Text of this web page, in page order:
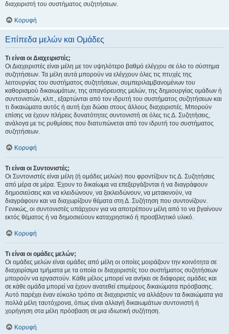
διαχειριστή του συστήματος συζητήσεων.
Κορυφή
Επίπεδα μελών και Ομάδες
Τι είναι οι Διαχειριστές;
Οι Διαχειριστές είναι μέλη με τον υψηλότερο βαθμό ελέγχου σε όλο το σύστημα
συζητήσεων. Τα μέλη αυτά μπορούν να ελέγχουν όλες τις πτυχές της
λειτουργίας του συστήματος συζητήσεων, συμπεριλαμβανομένων του
καθορισμού δικαιωμάτων, της απαγόρευσης μελών, της δημιουργίας ομάδων ή
συντονιστών, κλπ., εξαρτώνται από τον ιδρυτή του συστήματος συζητήσεων και
τι δικαιώματα αυτός ή αυτή έχει δώσει στους άλλους διαχειριστές. Μπορούν
επίσης να έχουν πλήρεις δυνατότητες συντονιστή σε όλες τις Δ. Συζητήσεις,
ανάλογα με τις ρυθμίσεις που διατυπώνεται από τον ιδρυτή του συστήματος
συζητήσεων.
Κορυφή
Τι είναι οι Συντονιστές;
Οι Συντονιστές είναι μέλη (ή ομάδες μελών) που φροντίζουν τις Δ. Συζητήσεις
από μέρα σε μέρα. Έχουν το δικαίωμα να επεξεργάζονται ή να διαγράφουν
δημοσιεύσεις και να κλειδώνουν, να ξεκλειδώνουν, να μετακινούν, να
διαγράφουν και να διαχωρίζουν θέματα στη Δ. Συζήτηση που συντονίζουν.
Γενικώς, οι συντονιστές υπάρχουν για να αποτρέπουν μέλη από το να βγαίνουν
εκτός θέματος ή να δημοσιεύουν καταχρηστικό ή προσβλητικό υλικό.
Κορυφή
Τι είναι οι ομάδες μελών;
Οι ομάδες μελών είναι ομάδες από μέλη οι οποίες μοιράζουν την κοινότητα σε
διαχειρίσιμα τμήματα με τα οποία οι διαχειριστές του συστήματος συζητήσεων
μπορούν να εργαστούν. Κάθε μέλος μπορεί να ανήκει σε διάφορες ομάδες και
σε κάθε ομάδα μπορεί να έχουν ανατεθεί επιμέρους δικαιώματα πρόσβασης.
Αυτό παρέχει έναν εύκολο τρόπο σε διαχειριστές να αλλάξουν τα δικαιώματα για
πολλά μέλη ταυτόχρονα, όπως είναι αλλαγή δικαιωμάτων συντονιστή ή
χορήγηση στα μέλη πρόσβαση σε μια ιδιωτική συζήτηση.
Κορυφή